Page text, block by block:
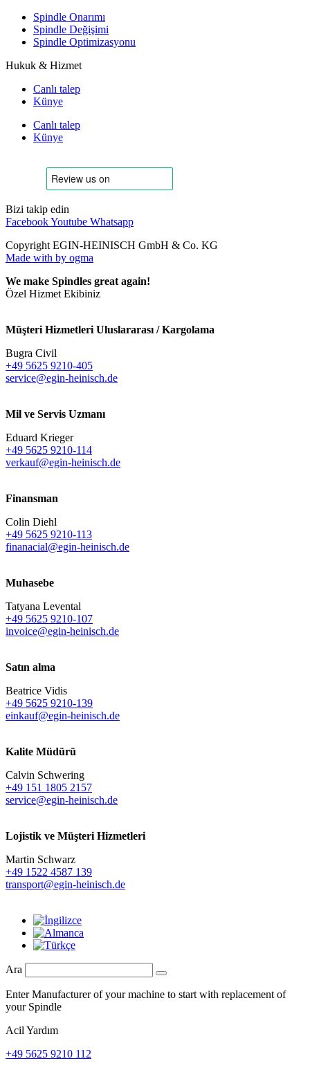
Spindle Onarımı
Spindle Değişimi
Spindle Optimizasyonu
Hukuk & Hizmet
Canlı talep
Künye
Canlı talep
Künye
Bizi takip edin
FacebookYoutube Whatsapp
Copyright EGIN-HEINISCH GmbH & Co. KG
Made with by ogma
We make Spindles great again!
Özel Hizmet Ekibiniz
Müşteri Hizmetleri Uluslararası / Kargolama
Bugra Civil
+49 5625 9210-405
service@egin-heinisch.de
Mil ve Servis Uzmanı
Eduard Krieger
+49 5625 9210-114
verkauf@egin-heinisch.de
Finansman
Colin Diehl
+49 5625 9210-113
finanacial@egin-heinisch.de
Muhasebe
Tatyana Levental
+49 5625 9210-107
invoice@egin-heinisch.de
Satın alma
Beatrice Vidis
+49 5625 9210-139
einkauf@egin-heinisch.de
Kalite Müdürü
Calvin Schwering
+49 151 1805 2157
service@egin-heinisch.de
Lojistik ve Müşteri Hizmetleri
Martin Schwarz
+49 1522 4587 139
transport@egin-heinisch.de
Ara
Enter Manufacturer of your machine to start with replacement of
your Spindle
Acil Yardım
+49 5625 9210 112